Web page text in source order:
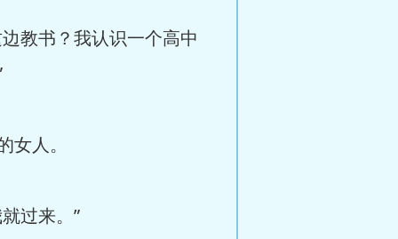
教书？我认识一个高中
人。
过来。”